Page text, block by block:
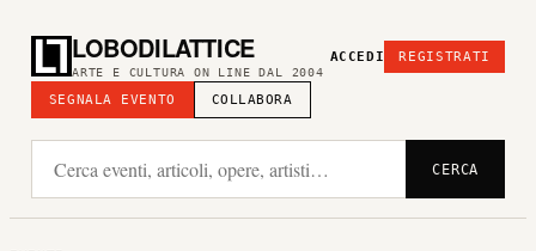
LOBODILATTICE
ARTE E CULTURA ON LINE DAL 2004
SEGNALA EVENTO COLLABORA
ACCEDI REGISTRATI
CERCA